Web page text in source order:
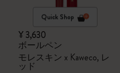
Quick Shop
¥ 3,630
ボールペン
モレスキン x Kaweco, レ
ッド